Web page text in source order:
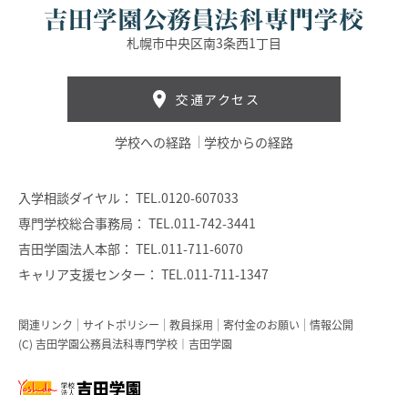
札幌市中央区南3条西1丁目
交通アクセス
学校への経路 学校からの経路
入学相談ダイヤル： TEL.0120-607033
専門学校総合事務局： TEL.011-742-3441
吉田学園法人本部： TEL.011-711-6070
キャリア支援センター： TEL.011-711-1347
関連リンク サイトポリシー 教員採用 寄付金のお願い
情報公開
(C) 吉田学園公務員法科専門学校｜吉田学園